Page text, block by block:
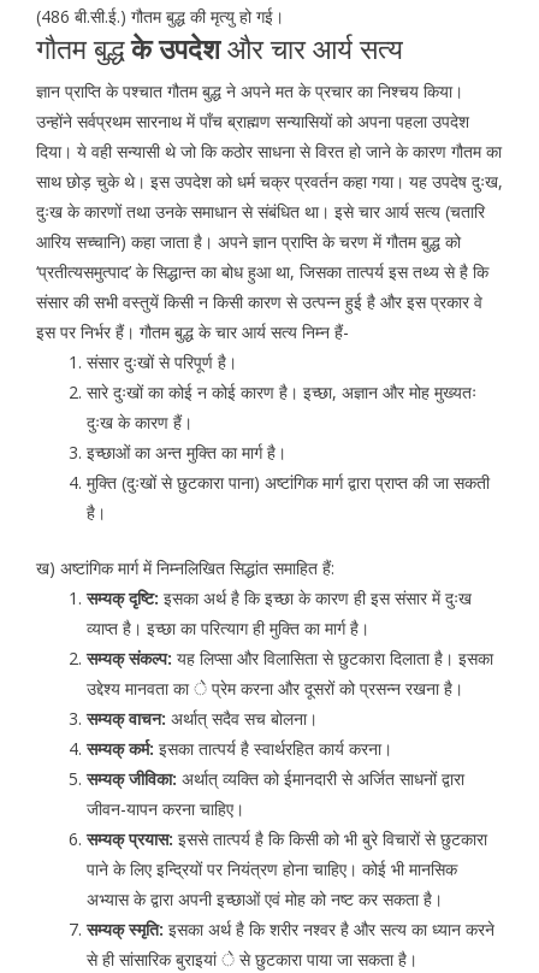
(486 बी.सी.ई.) गौतम बुद्ध की मृत्यु हो गई।
गौतम बुद्धके उपदेशऔर चार आर्य सत्य
ज्ञान प्राप्ति के पश्चात गौतम बुद्ध ने अपने मत के प्रचार का निश्चय किया।
उन्होंने सर्वप्रथम सारनाथ में पाँच ब्राह्मण सन्यासियों को अपना पहला उपदेश
दिया। ये वही सन्यासी थे जो कि कठोर साधना से विरत हो जाने के कारण गौतम का
साथ छोड़ चुके थे। इस उपदेश को धर्म चक्र प्रवर्तन कहा गया। यह उपदेष दुःख,
दुःख के कारणों तथा उनके समाधान से संबंधित था। इसे चार आर्य सत्य (चतारि
आरिय सच्चानि) कहा जाता है। अपने ज्ञान प्राप्ति के चरण में गौतम बुद्ध को
‘प्रतीत्यसमुत्पाद’ के सिद्धान्त का बोध हुआ था, जिसका तात्पर्य इस तथ्य से है कि
संसार की सभी वस्तुयें किसी न किसी कारण से उत्पन्न हुई है और इस प्रकार वे
इस पर निर्भर हैं। गौतम बुद्ध के चार आर्य सत्य निम्न हैं-
संसार दुःखों से परिपूर्ण है।
सारे दुःखों का कोई न कोई कारण है। इच्छा, अज्ञान और मोह मुख्यतः
दुःख के कारण हैं।
इच्छाओं का अन्त मुक्ति का मार्ग है।
मुक्ति (दुःखों से छुटकारा पाना) अष्टांगिक मार्ग द्वारा प्राप्त की जा सकती
है।
ख) अष्टांगिक मार्ग में निम्नलिखित सिद्धांत समाहित हैं:
सम्यक् दृष्टि: इसका अर्थ है कि इच्छा के कारण ही इस संसार में दुःख
व्याप्त है। इच्छा का परित्याग ही मुक्ति का मार्ग है।
सम्यक् संकल्प: यह लिप्सा और विलासिता से छुटकारा दिलाता है। इसका
उद्देश्य मानवता का े प्रेम करना और दूसरों को प्रसन्न रखना है।
सम्यक् वाचन: अर्थात् सदैव सच बोलना।
सम्यक् कर्म: इसका तात्पर्य है स्वार्थरहित कार्य करना।
सम्यक् जीविका: अर्थात् व्यक्ति को ईमानदारी से अर्जित साधनों द्वारा
जीवन-यापन करना चाहिए।
सम्यक् प्रयास: इससे तात्पर्य है कि किसी को भी बुरे विचारों से छुटकारा
पाने के लिए इन्द्रियों पर नियंत्रण होना चाहिए। कोई भी मानसिक
अभ्यास के द्वारा अपनी इच्छाओं एवं मोह को नष्ट कर सकता है।
सम्यक् स्मृति: इसका अर्थ है कि शरीर नश्वर है और सत्य का ध्यान करने
से ही सांसारिक बुराइयां े से छुटकारा पाया जा सकता है।